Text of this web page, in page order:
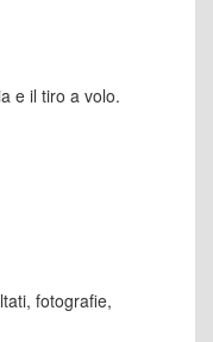
e il tiro a volo.
fotografie,